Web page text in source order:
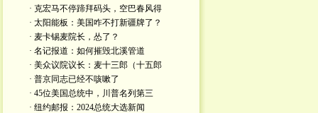
· 克宏马不停蹄拜码头，空巴春风得
· 太阳能板：美国咋不打新疆牌了？
· 麦卡锡麦院长，怂了？
· 名记报道：如何摧毁北溪管道
· 美众议院议长：麦十三郎（十五郎
· 普京同志已经不咳嗽了
· 45位美国总统中，川普名列第三
· 纽约邮报：2024总统大选新闻